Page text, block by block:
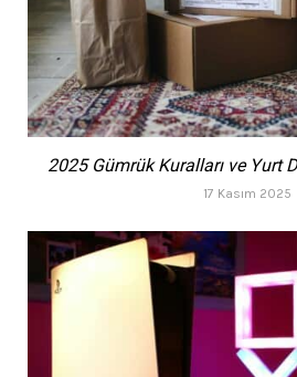
2025 Gümrük Kuralları ve Yurt
17 Kasım 2025